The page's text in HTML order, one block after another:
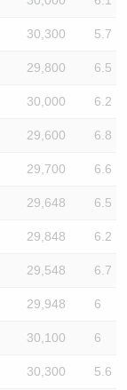
30,300 5.7
29,800 6.5
30,000 6.2
29,600 6.8
29,700 6.6
29,648 6.5
29,848 6.2
29,548 6.7
29,948 6
30,100 6
30,300 5.6